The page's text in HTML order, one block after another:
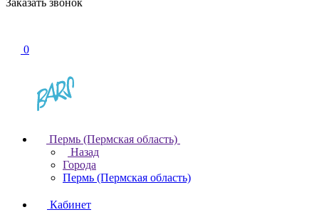
Заказать звонок
0
Пермь (Пермская область)
Назад
Города
Пермь (Пермская область)
Кабинет